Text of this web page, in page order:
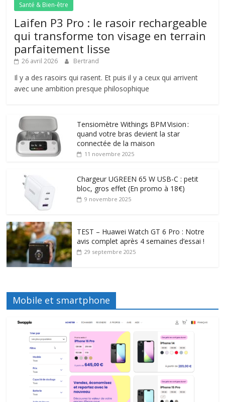
Santé & Bien-être
Laifen P3 Pro : le rasoir rechargeable
qui transforme ton visage en terrain
parfaitement lisse
26 avril 2026 Bertrand
Il y a des rasoirs qui rasent. Et puis il y a ceux qui arrivent
avec une ambition presque philosophique
Tensiomètre Withings BPM Vision :
quand votre bras devient la star
connectée de la maison
11 novembre 2025
Chargeur UGREEN 65 W USB-C : petit
bloc, gros effet (En promo à 18€)
9 novembre 2025
TEST – Huawei Watch GT 6 Pro : Notre
avis complet après 4 semaines d’essai !
29 septembre 2025
Mobile et smartphone